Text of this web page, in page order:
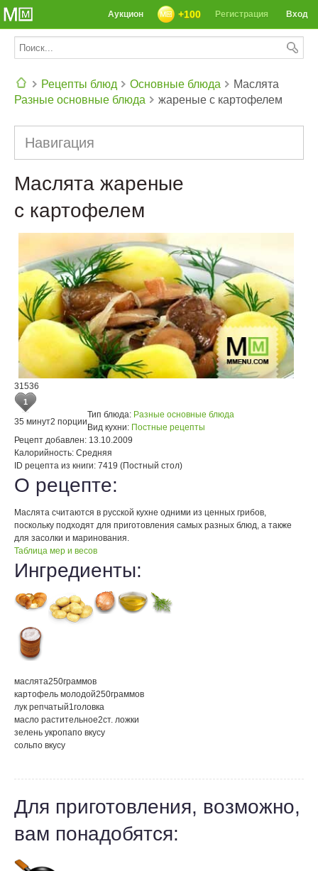
Вход
Регистрация
+100
Аукцион
Рецепты блюд
Основные блюда
Разные основные блюда
Маслята
жареные с картофелем
Навигация
Маслята жареные
с картофелем
31536
1
35 минут2 порции
Тип блюда: Разные основные блюда
Вид кухни: Постные рецепты
Рецепт добавлен: 13.10.2009
Калорийность: Средняя
ID рецепта из книги: 7419 (Постный стол)
О рецепте:
Маслята считаются в русской кухне одними из ценных грибов,
поскольку подходят для приготовления самых разных блюд, а также
для засолки и маринования.
Таблица мер и весов
Ингредиенты:
маслята250граммов
картофель молодой250граммов
лук репчатый1головка
масло растительное2ст. ложки
зелень укропапо вкусу
сольпо вкусу
Для приготовления, возможно,
вам понадобятся: